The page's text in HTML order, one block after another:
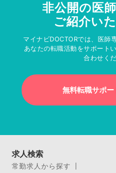
非公開の医
ご紹介い
マイナビDOCTORでは、医師
あなたの転職活動をサポート
合わせくだ
無料転職サポ
求人検索
常勤求人から探す